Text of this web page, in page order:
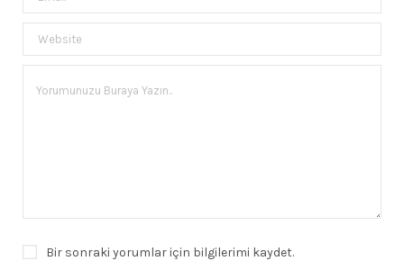
Bir sonraki yorumlar için bilgilerimi kaydet.